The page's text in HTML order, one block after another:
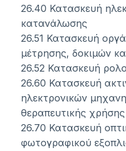
26.40 Κατασκευή
κατανάλωσης
26.51 Κατασκευή
μέτρησης, δοκιμών
26.52 Κατασκευή
26.60 Κατασκευή
ηλεκτρονικών
θεραπευτικής χρήσης
26.70 Κατασκευή
φωτογραφικού